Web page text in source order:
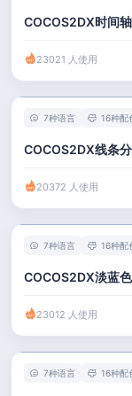
COCOS2DX时间
23021 人使用
7种语言 16种配
COCOS2DX线条
20372 人使用
7种语言 16种配
COCOS2DX淡蓝
23012 人使用
7种语言 16种配